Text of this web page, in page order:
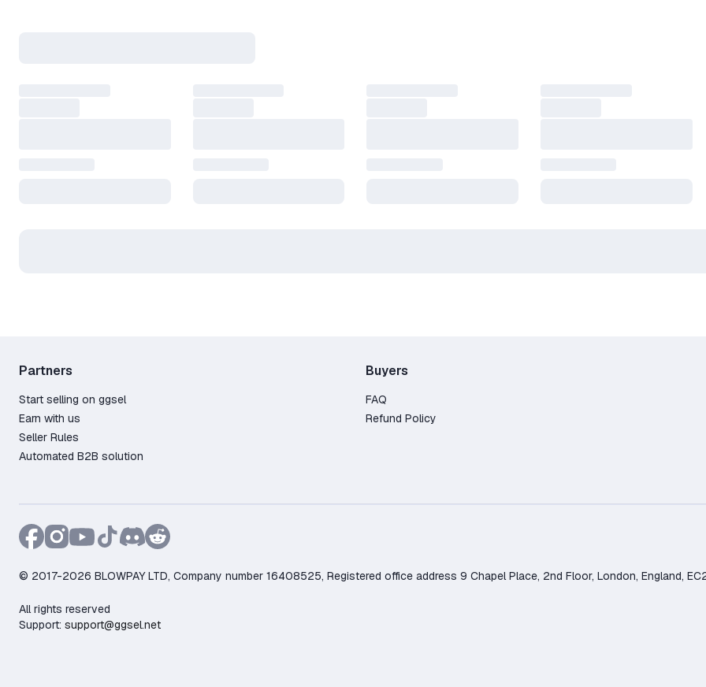
Partners
Start selling on ggsel
Earn with us
Seller Rules
Automated B2B solution
Buyers
FAQ
Refund Policy
© 2017-2026 BLOWPAY LTD, Company number 16408525, Registered office address 9 Chapel Place, 2nd Floor, London, England,
All rights reserved
Support: support@ggsel.net